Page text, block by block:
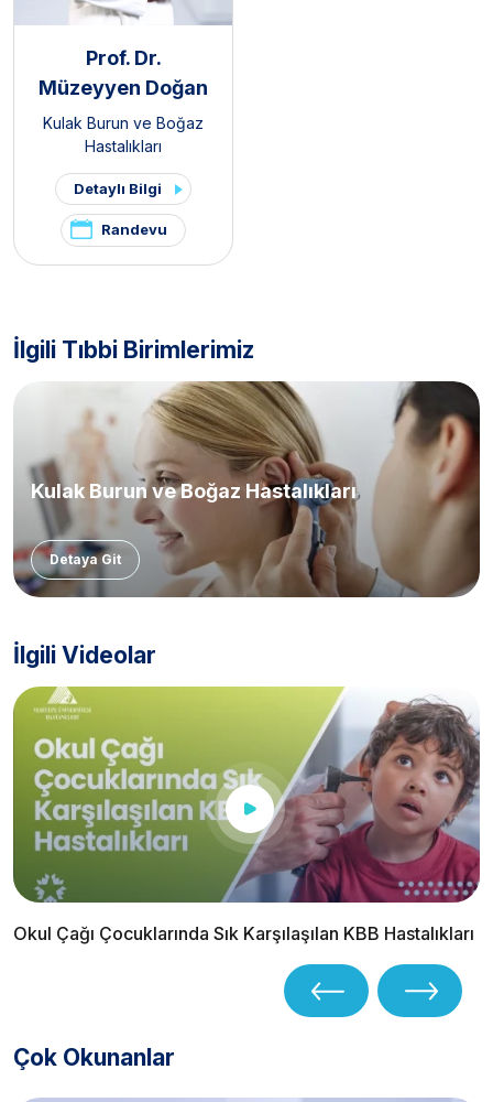
Prof. Dr.
Müzeyyen Doğan
Kulak Burun ve Boğaz
Hastalıkları
Detaylı Bilgi
Randevu
İlgili Tıbbi Birimlerimiz
Kulak Burun ve Boğaz Hastalıkları
Detaya Git
İlgili Videolar
Okul Çağı Çocuklarında Sık Karşılaşılan KBB Hastalıkları
Çok Okunanlar